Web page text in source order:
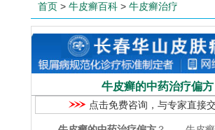
首页 > 牛皮癣百科 > 牛皮癣治疗
牛皮癣的中药治疗偏方
点击免费咨询，与专家直接